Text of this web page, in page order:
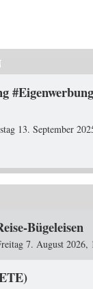
13. September
Bügeleisen
7. August 2026,